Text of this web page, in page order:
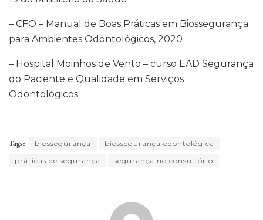
– CFO – Manual de Boas Práticas em Biossegurança
para Ambientes Odontológicos, 2020
– Hospital Moinhos de Vento – curso EAD Segurança
do Paciente e Qualidade em Serviços
Odontológicos
Tags: biossegurança
biossegurança odontológica
práticas de segurança
segurança no consultório